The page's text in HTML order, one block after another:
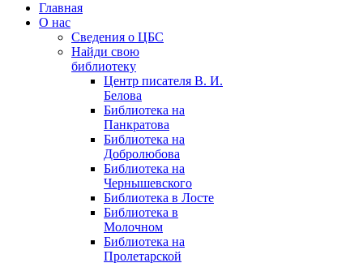
Главная
О нас
Сведения о ЦБС
Найди свою
библиотеку
Центр писателя В. И.
Белова
Библиотека на
Панкратова
Библиотека на
Добролюбова
Библиотека на
Чернышевского
Библиотека в Лосте
Библиотека в
Молочном
Библиотека на
Пролетарской